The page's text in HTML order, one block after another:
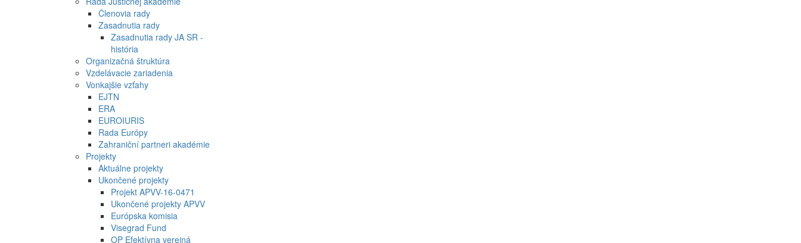
Členovia rady
Zasadnutia rady
Zasadnutia rady JA SR -
história
Organizačná štruktúra
Vzdelávacie zariadenia
Vonkajšie vzťahy
EJTN
ERA
EUROIURIS
Rada Európy
Zahraniční partneri akadémie
Projekty
Aktuálne projekty
Ukončené projekty
Projekt APVV-16-0471
Ukončené projekty APVV
Európska komisia
Visegrad Fund
OP Efektívna verejná